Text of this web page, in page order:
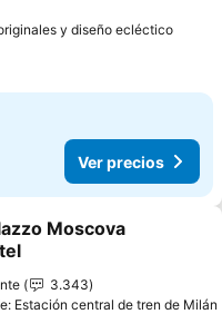
y diseño eclécticoVer
Ver precios
a favoritos
Moscova
3.343
Estación central de tren de Milán